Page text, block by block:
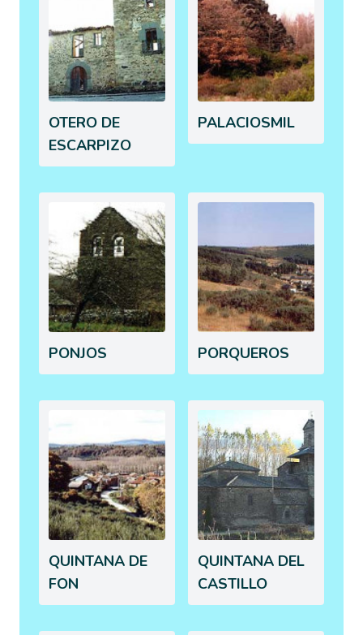
OTERO DE
ESCARPIZO
PALACIOSMIL
PONJOS PORQUEROS
QUINTANA DE
FON
QUINTANA DEL
CASTILLO